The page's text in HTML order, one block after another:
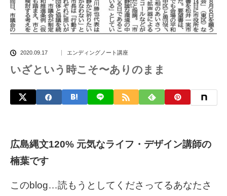
2020.09.17 エンディングノート講座
いざという時こそ〜ありのまま
広島縄文120% 元気なライフ・デザイン講師の
楠葉です
このblog…読もうとしてくださってるあなたさ